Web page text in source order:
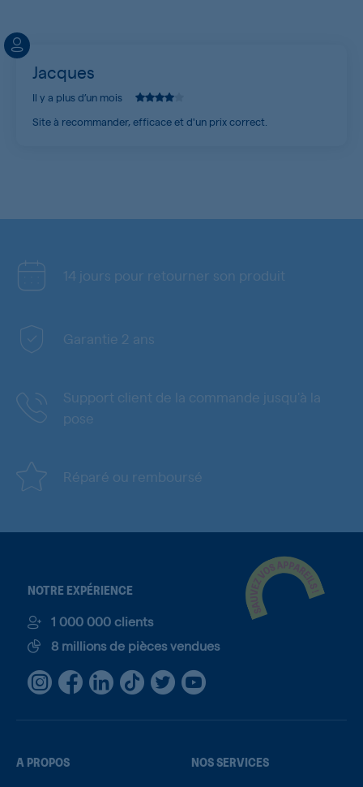
Jacques
Il y a plus d’un mois
Site à recommander, efficace et d'un prix correct.
14 jours pour retourner son produit
Garantie 2 ans
Support client de la commande jusqu'à la
pose
Réparé ou remboursé
NOTRE EXPÉRIENCE
1 000 000 clients
8 millions de pièces vendues
A PROPOS NOS SERVICES